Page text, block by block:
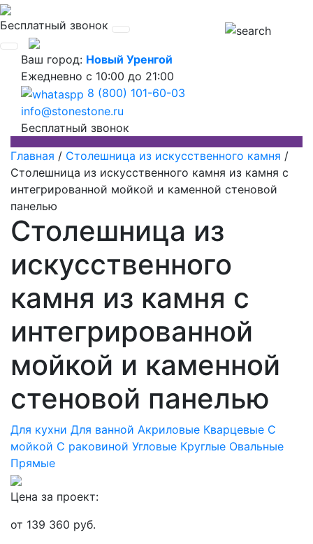
Бесплатный звонок
Ваш город: Новый Уренгой
Ежедневно с 10:00 до 21:00
8 (800) 101-60-03
info@stonestone.ru
Бесплатный звонок
Главная / Столешница из искусственного камня /
Столешница из искусственного камня из камня с
интегрированной мойкой и каменной стеновой
панелью
Столешница из
искусственного
камня из камня с
интегрированной
мойкой и каменной
стеновой панелью
Для кухни Для ванной Акриловые Кварцевые С
мойкой С раковиной Угловые Круглые Овальные
Прямые
Цена за проект:
от 139 360 руб.